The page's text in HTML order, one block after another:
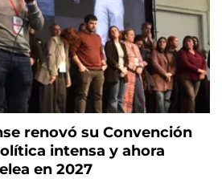
renovó su Convención
intensa y ahora
en 2027